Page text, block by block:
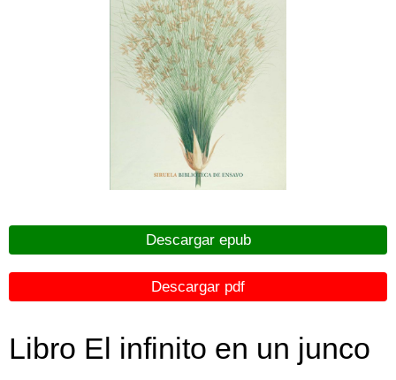
Descargar epub
Descargar pdf
Libro El infinito en un junco